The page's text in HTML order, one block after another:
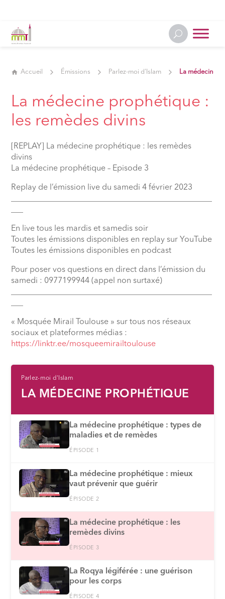
Accueil Émissions Parlez-moi d'Islam La médecine
La médecine prophétique :
les remèdes divins
[REPLAY] La médecine prophétique : les remèdes
divins
La médecine prophétique – Episode 3
Replay de l’émission live du samedi 4 février 2023
En live tous les mardis et samedis soir
Toutes les émissions disponibles en replay sur YouTube
Toutes les émissions disponibles en podcast
Pour poser vos questions en direct dans l’émission du
samedi : 0977199944 (appel non surtaxé)
« Mosquée Mirail Toulouse » sur tous nos réseaux
sociaux et plateformes médias :
⁠https://linktr.ee/mosqueemirailtoulouse
Parlez-moi d'Islam
LA MÉDECINE PROPHÉTIQUE
La médecine prophétique : types de
maladies et de remèdes
ÉPISODE 1
La médecine prophétique : mieux
vaut prévenir que guérir
ÉPISODE 2
La médecine prophétique : les
remèdes divins
ÉPISODE 3
La Roqya légiférée : une guérison
pour les corps
ÉPISODE 4